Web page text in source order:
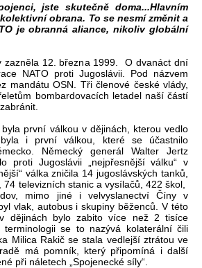
jste skutečně doma...Hlavním
obrana. To se nesmí změnit a
je obranná aliance, nikoliv globální
zazněla 12. března 1999. O dvanáct dní
NATO proti Jugoslávii. Pod názvem
mandátu OSN. Tři členové české vlády,
bombardovacích letadel naší částí
první válkou v dějinách, kterou vedlo
i první válkou, které se účastnilo
Německý generál Walter Jertz
proti Jugoslávii „nejpřesnější válku“ v
válka zničila 14 jugoslávských tanků,
televizních stanic a vysílačů, 422 škol,
mimo jiné i velvyslanectví Číny v
vlak, autobus i skupiny běženců. V této
v dějinách bylo zabito více než 2 tisíce
terminologii se to nazývá kolaterální čili
Milica Rakič se stala vedlejší ztrátou ve
má pomník, který připomíná i další
při náletech „Spojenecké síly“.